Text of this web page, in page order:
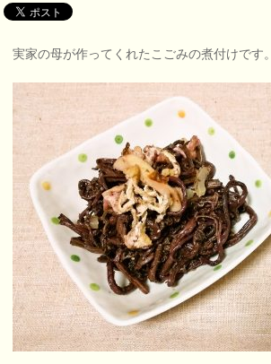
実家の母が作ってくれたこごみの煮付けです。